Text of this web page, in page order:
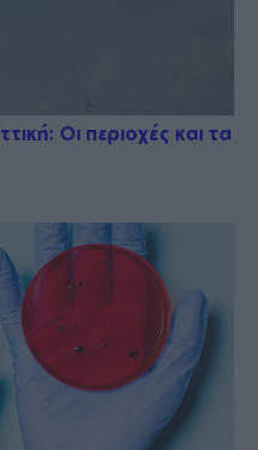
Οι περιοχές και τα